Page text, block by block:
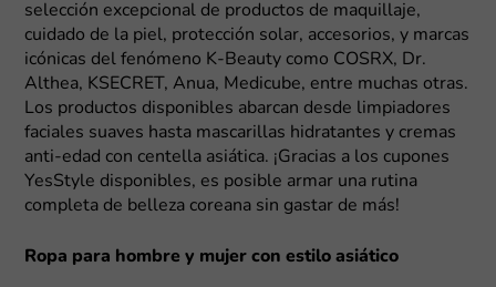
selección excepcional de productos de maquillaje,
cuidado de la piel, protección solar, accesorios, y marcas
icónicas del fenómeno K-Beauty como COSRX, Dr.
Althea, KSECRET, Anua, Medicube, entre muchas otras.
Los productos disponibles abarcan desde limpiadores
faciales suaves hasta mascarillas hidratantes y cremas
anti-edad con centella asiática. ¡Gracias a los cupones
YesStyle disponibles, es posible armar una rutina
completa de belleza coreana sin gastar de más!
Ropa para hombre y mujer con estilo asiático